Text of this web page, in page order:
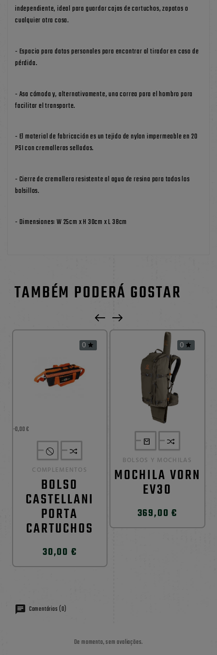
independiente, ideal para guardar cajas de cartuchos, zapatos o
cualquier otra cosa.
- Espacio para datos personales para encontrar al tirador en caso de
pérdida.
- Asa cómoda y, alternativamente, una correa para el hombro para
facilitar el transporte.
- El material de fabricación es un tejido de nylon impermeable en 20
PSI con cremalleras selladas.
- Cierre de cremallera resistente al agua de resina para todos los
bolsillos.
- Dimensiones: W 25cm x H 30cm x L 38cm
TAMBÉM PODERÁ GOSTAR
-0,00 €
0 
COMPLEMENTOS
BOLSO
CASTELLANI
PORTA
CARTUCHOS
30,00 €
0 
BOLSOS Y MOCHILAS
MOCHILA VORN
EV30
369,00 €
Comentários (0)
De momento, sem avaliações.